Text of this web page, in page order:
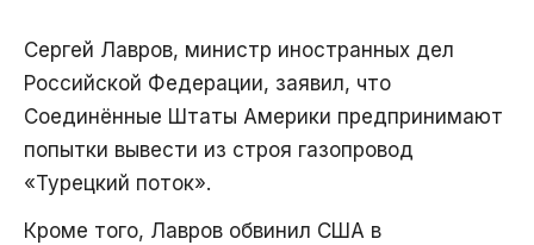
Сергей Лавров, министр иностранных дел
Российской Федерации, заявил, что
Соединённые Штаты Америки предпринимают
попытки вывести из строя газопровод
«Турецкий поток».
Кроме того, Лавров обвинил США в